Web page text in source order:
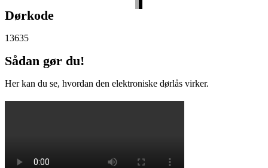
Dørkode
13635
Sådan gør du!
Her kan du se, hvordan den elektroniske dørlås virker.